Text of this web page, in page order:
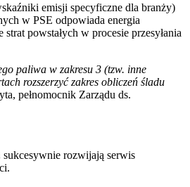
emisji specyficzne dla branży)
w PSE odpowiada energia
powstałych w procesie przesyłania
paliwa w zakresu 3 (tzw. inne
rozszerzyć zakres obliczeń śladu
pełnomocnik Zarządu ds.
rozwijają serwis